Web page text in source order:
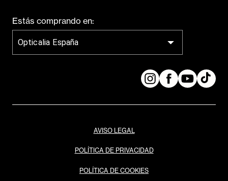
Estás comprando en:
Opticalia España
AVISO LEGAL
POLÍTICA DE PRIVACIDAD
POLÍTICA DE COOKIES